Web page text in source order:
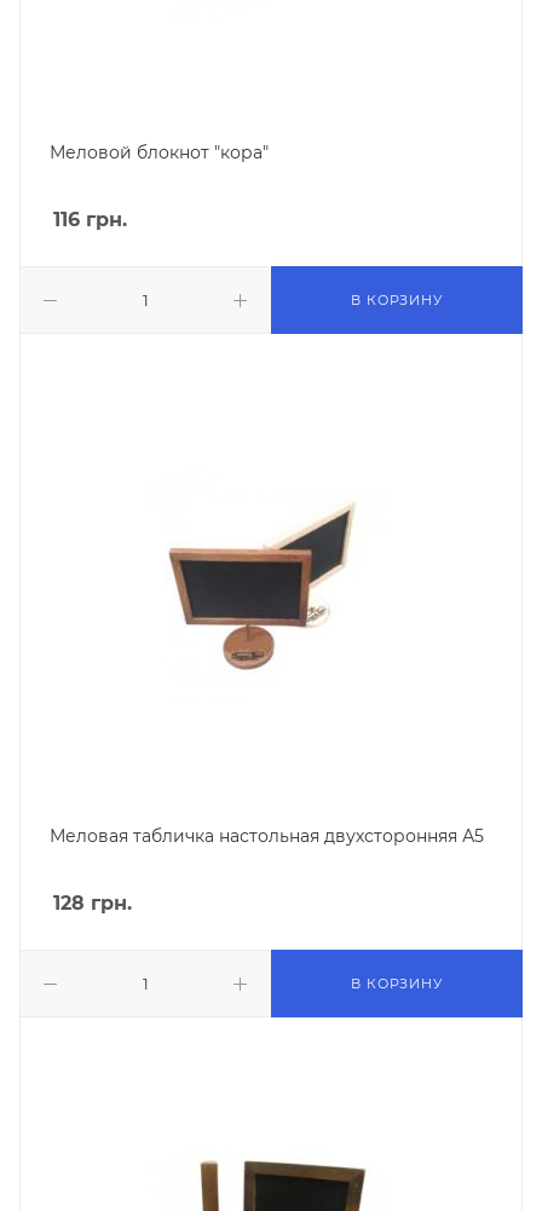
Меловой блокнот "кора"
116 грн.
В КОРЗИНУ
Меловая табличка настольная двухсторонняя А5
128 грн.
В КОРЗИНУ